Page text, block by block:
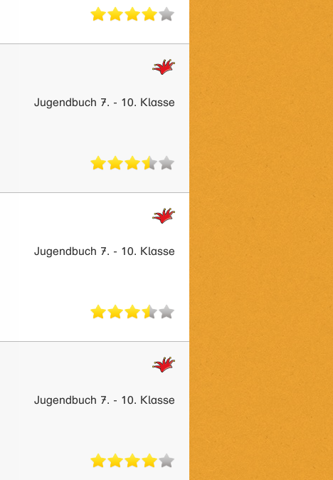
Jugendbuch 7. - 10. Klasse
Jugendbuch 7. - 10. Klasse
Jugendbuch 7. - 10. Klasse